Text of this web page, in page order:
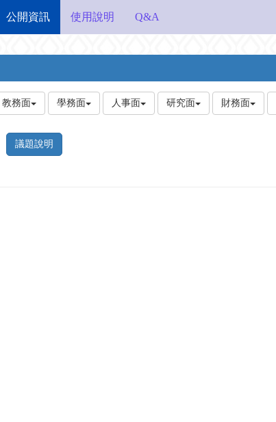
公開資訊 使用說明 Q&A
教務面 學務面 人事面 研究面 財務面
議題說明